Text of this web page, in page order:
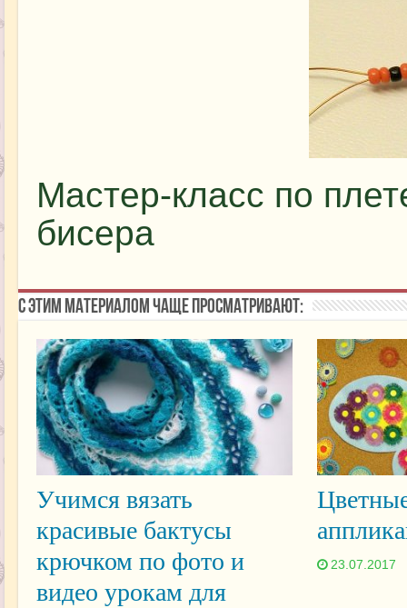
Мастер-класс по
бисера
С этим материалом чаще просматривают:
Учимся вязать
красивые бактусы
крючком по фото и
видео урокам для
23.07.2017